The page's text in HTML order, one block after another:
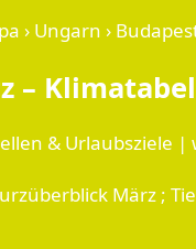
› Ungarn ›
–
& Urlaubsziele |
März ;